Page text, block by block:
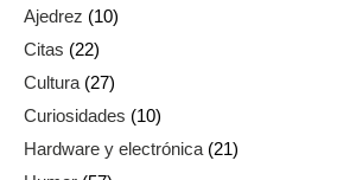
Ajedrez (10)
Citas (22)
Cultura(27)
Curiosidades (10)
Hardware y electrónica(21)